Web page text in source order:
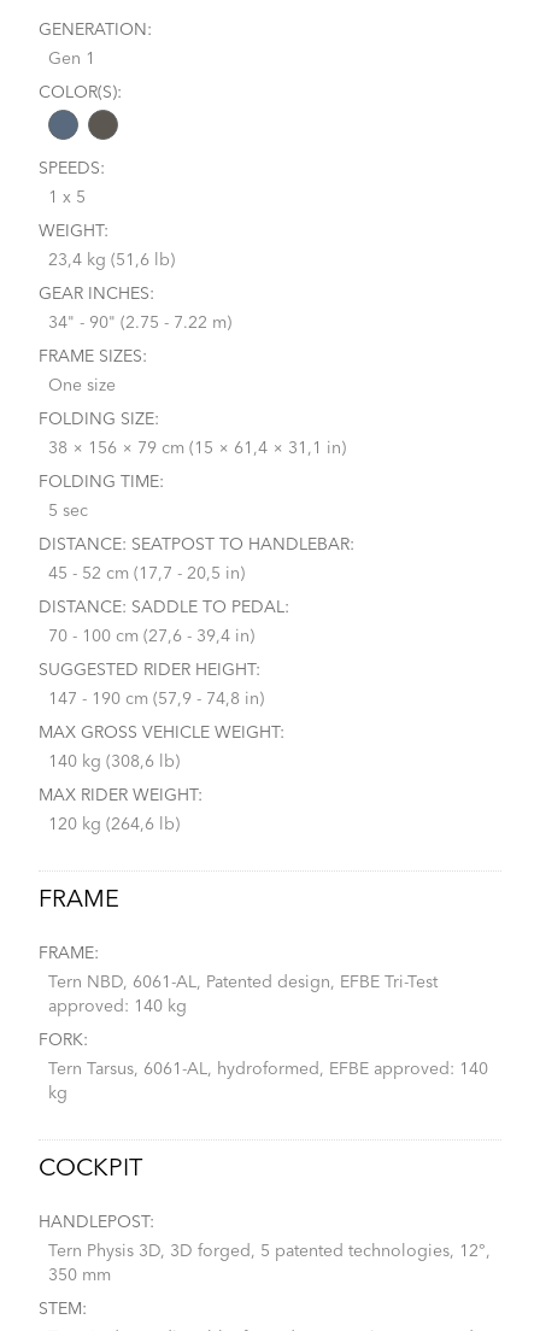
GENERATION:
Gen 1
COLOR(S):
SPEEDS:
1 x 5
WEIGHT:
23,4 kg (51,6 lb)
GEAR INCHES:
34" - 90" (2.75 - 7.22 m)
FRAME SIZES:
One size
FOLDING SIZE:
38 × 156 × 79 cm (15 × 61,4 × 31,1 in)
FOLDING TIME:
5 sec
DISTANCE: SEATPOST TO HANDLEBAR:
45 - 52 cm (17,7 - 20,5 in)
DISTANCE: SADDLE TO PEDAL:
70 - 100 cm (27,6 - 39,4 in)
SUGGESTED RIDER HEIGHT:
147 - 190 cm (57,9 - 74,8 in)
MAX GROSS VEHICLE WEIGHT:
140 kg (308,6 lb)
MAX RIDER WEIGHT:
120 kg (264,6 lb)
FRAME
FRAME:
Tern NBD, 6061-AL, Patented design, EFBE Tri-Test
approved: 140 kg
FORK:
Tern Tarsus, 6061-AL, hydroformed, EFBE approved: 140
kg
COCKPIT
HANDLEPOST:
Tern Physis 3D, 3D forged, 5 patented technologies, 12°,
350 mm
STEM: